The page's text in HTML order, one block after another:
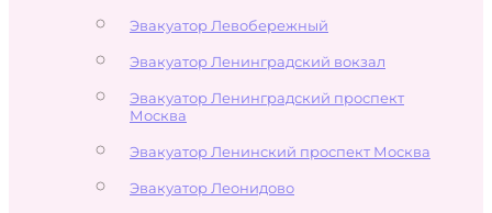
Эвакуатор Левобережный
Эвакуатор Ленинградский вокзал
Эвакуатор Ленинградский проспект
Москва
Эвакуатор Ленинский проспект Москва
Эвакуатор Леонидово